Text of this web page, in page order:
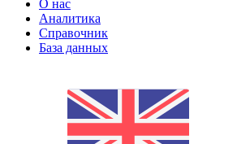
О нас
Аналитика
Справочник
База данных